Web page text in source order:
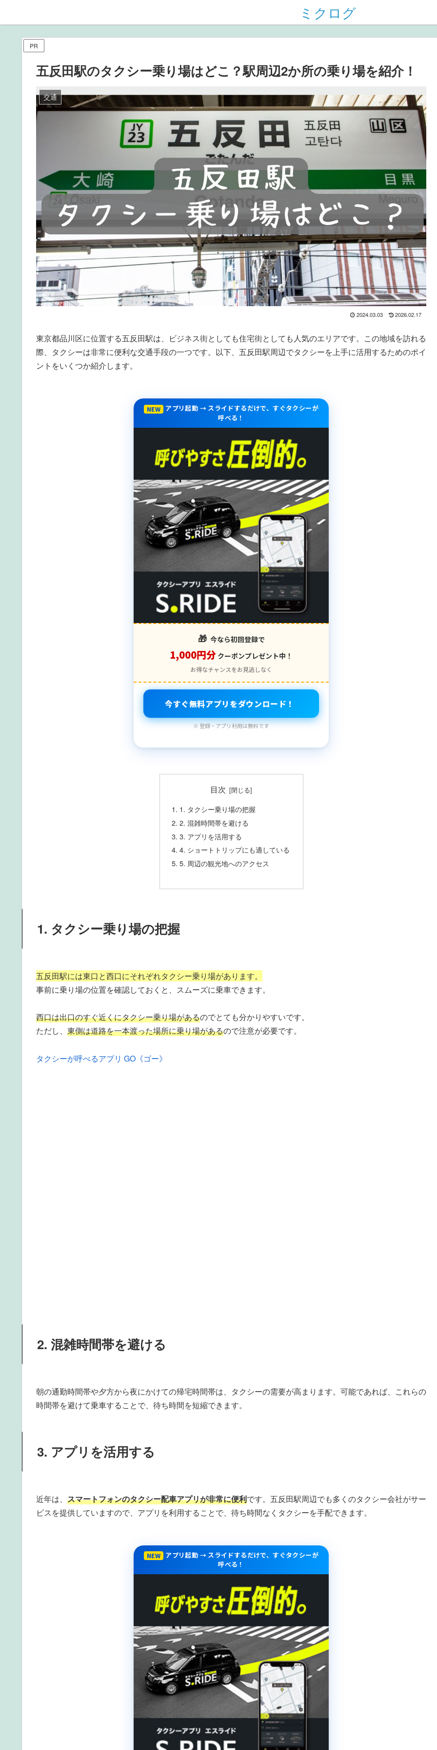
ミクログ
PR
五反田駅のタクシー乗り場はどこ？駅周辺2か所の乗り場を紹介！
交通
2024.03.03 2026.02.17
東京都品川区に位置する五反田駅は、ビジネス街としても住宅街としても人気のエリアです。この地域を訪れる
際、タクシーは非常に便利な交通手段の一つです。以下、五反田駅周辺でタクシーを上手に活用するためのポイ
ントをいくつか紹介します。
NEW
アプリ起動 → スライドするだけで、すぐタクシーが
呼べる！
🎁 今なら初回登録で
1,000円分 クーポンプレゼント中！
お得なチャンスをお見逃しなく
今すぐ無料アプリをダウンロード！
※ 登録・アプリ利用は無料です
目次
1. タクシー乗り場の把握
2. 混雑時間帯を避ける
3. アプリを活用する
4. ショートトリップにも適している
5. 周辺の観光地へのアクセス
1. タクシー乗り場の把握
五反田駅には東口と西口にそれぞれタクシー乗り場があります。
事前に乗り場の位置を確認しておくと、スムーズに乗車できます。
西口は出口のすぐ近くにタクシー乗り場があるのでとても分かりやすいです。
ただし、 東側は道路を一本渡った場所に乗り場があるので注意が必要です。
タクシーが呼べるアプリ GO《ゴー》
2. 混雑時間帯を避ける
朝の通勤時間帯や夕方から夜にかけての帰宅時間帯は、タクシーの需要が高まります。可能であれば、これらの
時間帯を避けて乗車することで、待ち時間を短縮できます。
3. アプリを活用する
近年は、 スマートフォンのタクシー配車アプリが非常に便利です。五反田駅周辺でも多くのタクシー会社がサー
ビスを提供していますので、アプリを利用することで、待ち時間なくタクシーを手配できます。
NEW
アプリ起動 → スライドするだけで、すぐタクシーが
呼べる！